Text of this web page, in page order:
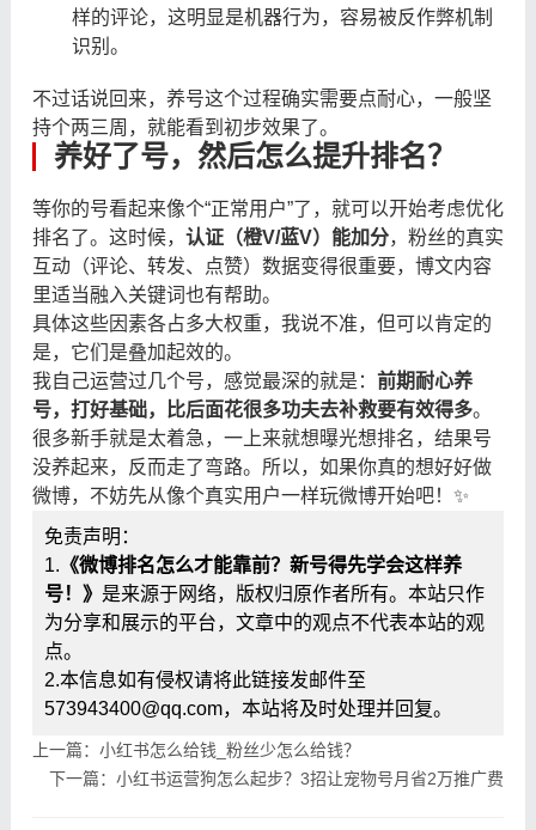
样的评论，这明显是机器行为，容易被反作弊机制
识别。
不过话说回来，养号这个过程确实需要点耐心，一般坚
持个两三周，就能看到初步效果了。
养好了号，然后怎么提升排名？
等你的号看起来像个“正常用户”了，就可以开始考虑优化
排名了。这时候， 认证（橙V/蓝V）能加分，粉丝的真实
互动（评论、转发、点赞）数据变得很重要，博文内容
里适当融入关键词也有帮助。
具体这些因素各占多大权重，我说不准，但可以肯定的
是，它们是叠加起效的。
我自己运营过几个号，感觉最深的就是： 前期耐心养
号，打好基础，比后面花很多功夫去补救要有效得多。
很多新手就是太着急，一上来就想曝光想排名，结果号
没养起来，反而走了弯路。所以，如果你真的想好好做
微博，不妨先从像个真实用户一样玩微博开始吧！✨
免责声明：
1. 《微博排名怎么才能靠前？新号得先学会这样养
号！》 是来源于网络，版权归原作者所有。本站只作
为分享和展示的平台，文章中的观点不代表本站的观
点。
2.本信息如有侵权请将此链接发邮件至
573943400@qq.com，本站将及时处理并回复。
上一篇：小红书怎么给钱_粉丝少怎么给钱？
下一篇：小红书运营狗怎么起步？3招让宠物号月省2万推广费